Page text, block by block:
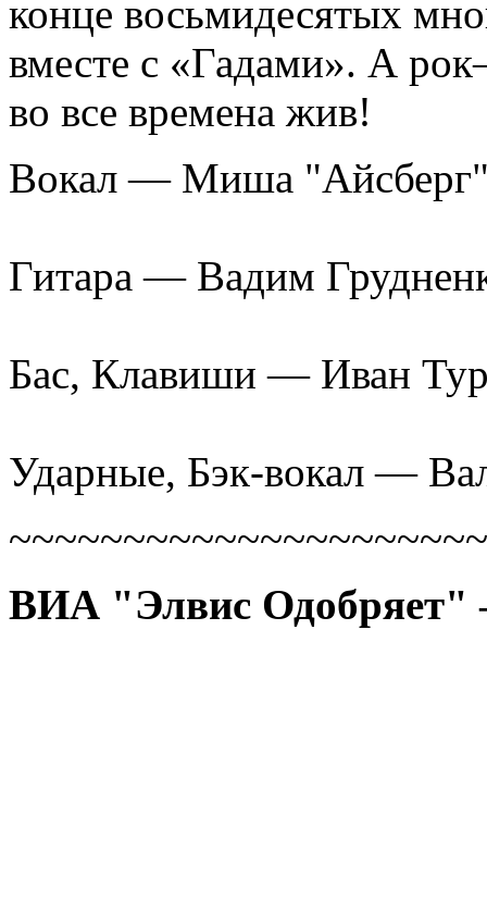
конце восьмидесятых
вместе с «Гадами». А
во все времена жив!
Вокал — Миша
Гитара — Вадим
Бас, Клавиши — Иван
Ударные, Бэк-вокал —
ВИА "Элвис Одобряет"